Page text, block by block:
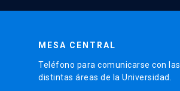
MESA CENTRAL
Teléfono para comunicarse con las
distintas áreas de la Universidad.